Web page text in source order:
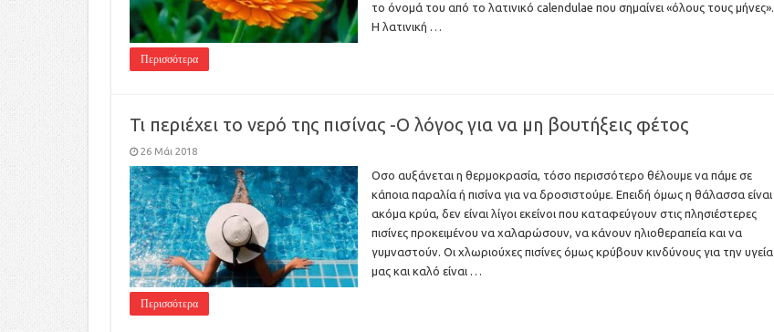
το όνομά του από το λατινικό calendulae που σημαίνει «όλους τους μήνες».
Η λατινική …
Περισσότερα
Τι περιέχει το νερό της πισίνας -Ο λόγος για να μη βουτήξεις φέτος
26 Μάι 2018
Οσο αυξάνεται η θερμοκρασία, τόσο περισσότερο θέλουμε να πάμε σε
κάποια παραλία ή πισίνα για να δροσιστούμε. Επειδή όμως η θάλασσα είναι
ακόμα κρύα, δεν είναι λίγοι εκείνοι που καταφεύγουν στις πλησιέστερες
πισίνες προκειμένου να χαλαρώσουν, να κάνουν ηλιοθεραπεία και να
γυμναστούν. Οι χλωριούχες πισίνες όμως κρύβουν κινδύνους για την υγεία
μας και καλό είναι …
Περισσότερα